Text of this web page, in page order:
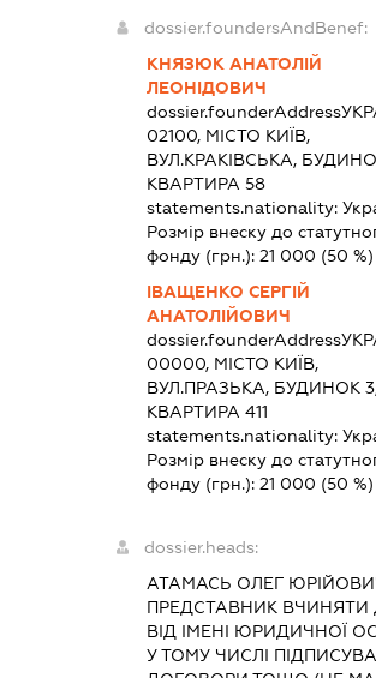
dossier.foundersAndBenef:
КНЯЗЮК АНАТОЛІЙ
ЛЕОНІДОВИЧ
dossier.founderAddress
02100, МІСТО КИЇВ,
ВУЛ.КРАКІВСЬКА,
КВАРТИРА 58
statements.nationality:
Розмір внеску до
фонду (грн.):21 000 (50 %)
ІВАЩЕНКО СЕРГІЙ
АНАТОЛІЙОВИЧ
dossier.founderAddress
00000, МІСТО КИЇВ,
ВУЛ.ПРАЗЬКА, БУДИНОК
КВАРТИРА 411
statements.nationality:
Розмір внеску до
фонду (грн.):21 000 (50 %)
dossier.heads:
АТАМАСЬ ОЛЕГ
ПРЕДСТАВНИК ВЧИНЯТИ
ВІД ІМЕНІ ЮРИДИЧНОЇ
У ТОМУ ЧИСЛІ